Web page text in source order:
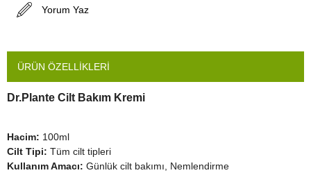
Yorum Yaz
ÜRÜN ÖZELLIKLERI
Dr.Plante Cilt Bakım Kremi
Hacim: 100ml
Cilt Tipi: Tüm cilt tipleri
Kullanım Amacı: Günlük cilt bakımı, Nemlendirme